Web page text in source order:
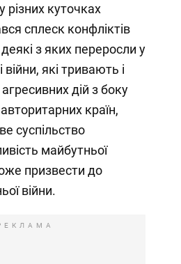
різних куточках
сплеск конфліктів
з яких переросли у
які тривають і
дій з боку
країн,
суспільство
майбутньої
призвести до
війни.